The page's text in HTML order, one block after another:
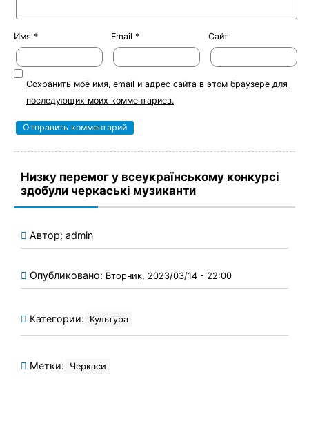
Имя * Email * Сайт
Сохранить моё имя, email и адрес сайта в этом браузере для
последующих моих комментариев.
Низку перемог у всеукраїнському конкурсі
здобули черкаські музиканти
Автор: admin
Опубликовано: Вторник, 2023/03/14 - 22:00
Категории: Культура
Метки: Черкаси